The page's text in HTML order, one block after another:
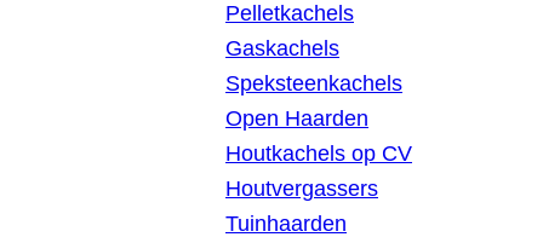
Pelletkachels
Gaskachels
Speksteenkachels
Open Haarden
Houtkachels op CV
Houtvergassers
Tuinhaarden